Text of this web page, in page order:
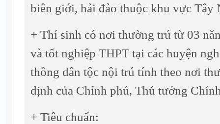
biên giới, hải đảo thuộc khu vực Tây
+ Thí sinh có nơi thường trú từ 03
và tốt nghiệp THPT tại các huyện
thông dân tộc nội trú tính theo nơi
định của Chính phủ, Thủ tướng
+ Tiêu chuẩn: